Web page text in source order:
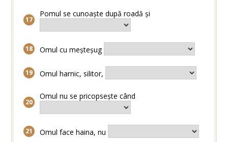
Pomul se cunoaște după roadă și
Omul cu meșteșug
Omul harnic, silitor,
Omul nu se pricopsește când
Omul face haina, nu